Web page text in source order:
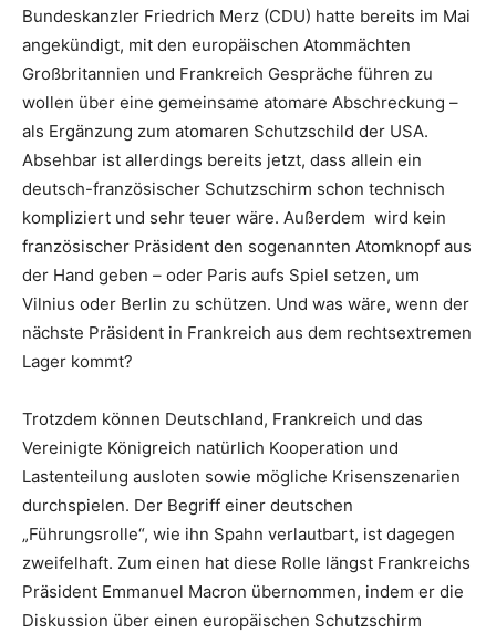
Bundeskanzler Friedrich Merz (CDU) hatte bereits im Mai
angekündigt, mit den europäischen Atommächten
Großbritannien und Frankreich Gespräche führen zu
wollen über eine gemeinsame atomare Abschreckung –
als Ergänzung zum atomaren Schutzschild der USA.
Absehbar ist allerdings bereits jetzt, dass allein ein
deutsch-französischer Schutzschirm schon technisch
kompliziert und sehr teuer wäre. Außerdem wird kein
französischer Präsident den sogenannten Atomknopf aus
der Hand geben – oder Paris aufs Spiel setzen, um
Vilnius oder Berlin zu schützen. Und was wäre, wenn der
nächste Präsident in Frankreich aus dem rechtsextremen
Lager kommt?
Trotzdem können Deutschland, Frankreich und das
Vereinigte Königreich natürlich Kooperation und
Lastenteilung ausloten sowie mögliche Krisenszenarien
durchspielen. Der Begriff einer deutschen
„Führungsrolle“, wie ihn Spahn verlautbart, ist dagegen
zweifelhaft. Zum einen hat diese Rolle längst Frankreichs
Präsident Emmanuel Macron übernommen, indem er die
Diskussion über einen europäischen Schutzschirm